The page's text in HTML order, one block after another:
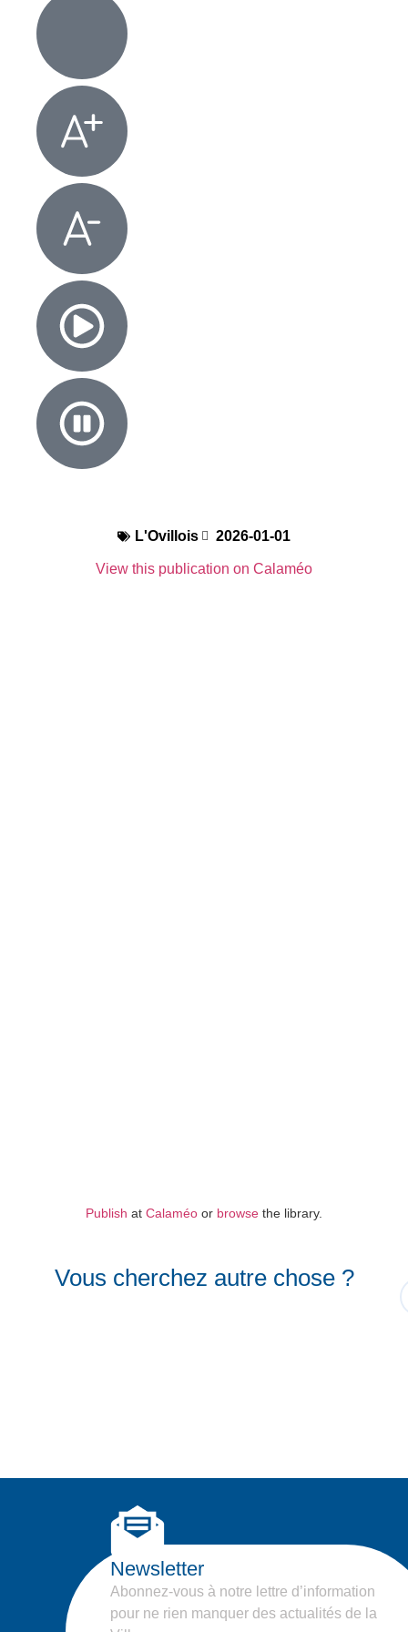
L'Ovillois 2026-01-01
View this publication on Calaméo
Publish at Calaméo or browse the library.
Vous cherchez autre chose ?
Newsletter
Abonnez-vous à notre lettre d’information
pour ne rien manquer des actualités de la